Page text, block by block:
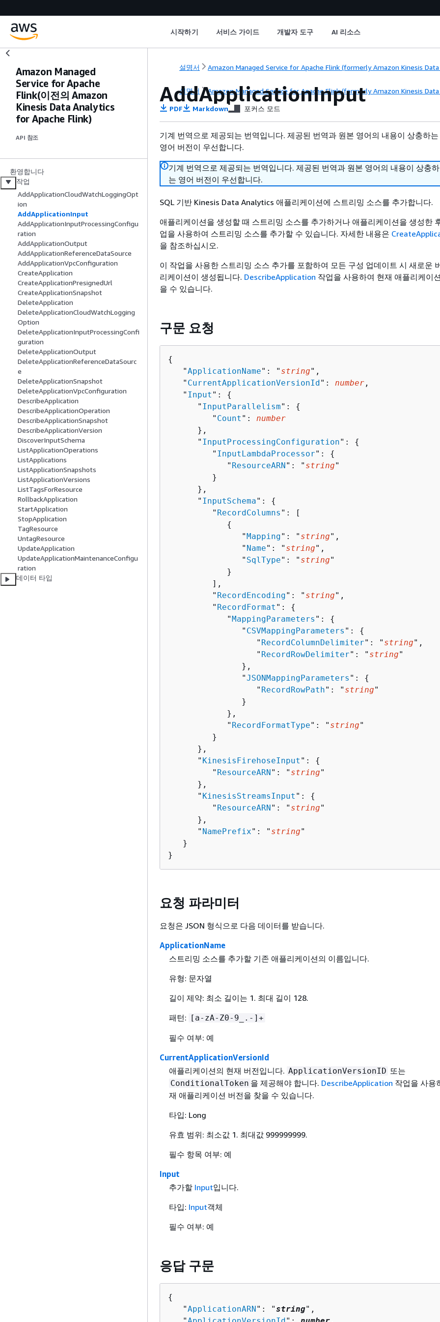
시작하기 서비스 가이드 개발자 도구 AI 리소스
Amazon Managed
Service for Apache
Flink(이전의 Amazon
Kinesis Data Analytics
for Apache Flink)
API 참조
환영합니다
작업
AddApplicationCloudWatchLoggingOpt
ion
AddApplicationInput
AddApplicationInputProcessingConfigu
ration
AddApplicationOutput
AddApplicationReferenceDataSource
AddApplicationVpcConfiguration
CreateApplication
CreateApplicationPresignedUrl
CreateApplicationSnapshot
DeleteApplication
DeleteApplicationCloudWatchLogging
Option
DeleteApplicationInputProcessingConfi
guration
DeleteApplicationOutput
DeleteApplicationReferenceDataSourc
e
DeleteApplicationSnapshot
DeleteApplicationVpcConfiguration
DescribeApplication
DescribeApplicationOperation
DescribeApplicationSnapshot
DescribeApplicationVersion
DiscoverInputSchema
ListApplicationOperations
ListApplications
ListApplicationSnapshots
ListApplicationVersions
ListTagsForResource
RollbackApplication
StartApplication
StopApplication
TagResource
UntagResource
UpdateApplication
UpdateApplicationMaintenanceConfigu
ration
데이터 타입
설명서 Amazon Managed Service for Apache Flink (formerly Amazon Kinesis
설명서 Amazon Managed Service for Apache Flink (formerly Amazon Kinesis
AddApplicationInput
PDF Markdown 포커스 모드
기계 번역으로 제공되는 번역입니다. 제공된 번역과 원본 영어의 내용이 상충하
영어 버전이 우선합니다.
기계 번역으로 제공되는 번역입니다. 제공된 번역과 원본 영어의 내용이 상충
는 영어 버전이 우선합니다.
SQL 기반 Kinesis Data Analytics 애플리케이션에 스트리밍 소스를 추가합니다.
애플리케이션을 생성할 때 스트리밍 소스를 추가하거나 애플리케이션을 생성한
업을 사용하여 스트리밍 소스를 추가할 수 있습니다. 자세한 내용은
을 참조하십시오.
이 작업을 사용한 스트리밍 소스 추가를 포함하여 모든 구성 업데이트 시 새로운
리케이션이 생성됩니다. DescribeApplication 작업을 사용하여 현재 애플리케이
을 수 있습니다.
구문 요청
{
   "
ApplicationName": " string",
   "
CurrentApplicationVersionId": number ,
   "
Input ": {
      "
InputParallelism": {
         "
Count ": number
      },
      "
InputProcessingConfiguration": {
         "
InputLambdaProcessor": {
            "
ResourceARN": " string"
         }
      },
      "
InputSchema": {
         "
RecordColumns ": [
{
               "
Mapping": " string",
               "
Name": " string",
               "
SqlType": " string"
            }
         ],
         "
RecordEncoding": " string",
         "
RecordFormat ": {
            "
MappingParameters ": {
               "
CSVMappingParameters ": {
                  "
RecordColumnDelimiter": " string",
                  "
RecordRowDelimiter": " string"
               },
               "
JSONMappingParameters ": {
                  "
RecordRowPath": " string"
               }
            },
            "
RecordFormatType": " string"
         }
      },
      "
KinesisFirehoseInput ": {
         "
ResourceARN": " string"
      },
      "
KinesisStreamsInput ": {
         "
ResourceARN": " string"
      },
      "
NamePrefix": " string"
   }
}
요청 파라미터
요청은 JSON 형식으로 다음 데이터를 받습니다.
ApplicationName
스트리밍 소스를 추가할 기존 애플리케이션의 이름입니다.
유형: 문자열
길이 제약: 최소 길이는 1. 최대 길이 128.
패턴: [a-zA-Z0-9_.-]+
필수 여부: 예
CurrentApplicationVersionId
애플리케이션의 현재 버전입니다. ApplicationVersionID 또는
ConditionalToken 을 제공해야 합니다. DescribeApplication 작업을 사용
재 애플리케이션 버전을 찾을 수 있습니다.
타입: Long
유효 범위: 최소값 1. 최대값 999999999.
필수 항목 여부: 예
Input
추가할 Input입니다.
타입: Input객체
필수 여부: 예
응답 구문
{
   "
ApplicationARN": "string",